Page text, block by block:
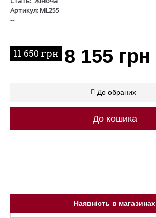
Артикул: ML255
--
11 650 грн 8 155 грн
До обраних
До кошика
Наявність в магазинах